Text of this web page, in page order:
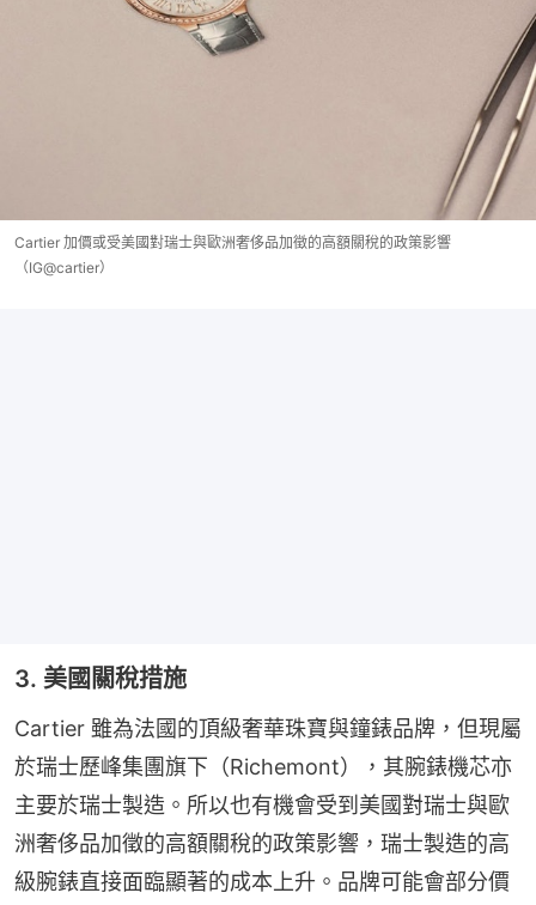
Cartier 加價或受美國對瑞士與歐洲奢侈品加徵的高額關稅的政策影響
（IG@cartier）
3. 美國關稅措施
Cartier 雖為法國的頂級奢華珠寶與鐘錶品牌，但現屬
於瑞士歷峰集團旗下（Richemont），其腕錶機芯亦
主要於瑞士製造。所以也有機會受到美國對瑞士與歐
洲奢侈品加徵的高額關稅的政策影響，瑞士製造的高
級腕錶直接面臨顯著的成本上升。品牌可能會部分價